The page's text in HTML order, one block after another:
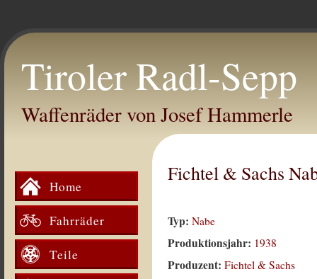
Tiroler Radl-Sepp
Waffenräder von Josef Hammerle
Home
Fahrräder
Teile
Fichtel & Sachs
Typ:Nabe
Produktionsjahr: 1938
Produzent:Fichtel & Sachs